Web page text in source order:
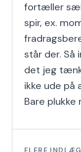
fortæller
spir, ex.
står der. Så
det jeg
ikke ude på
Bare plukke
FLERE